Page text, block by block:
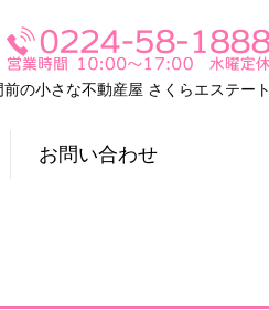
の小さな不動産屋 さくらエステート
お問い合わせ